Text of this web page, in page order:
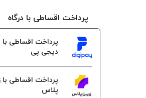
پرداخت اقساطی با درگاه
پرداخت اقساطی با
دیجی پی
پرداخت اقساطی با
پلاس